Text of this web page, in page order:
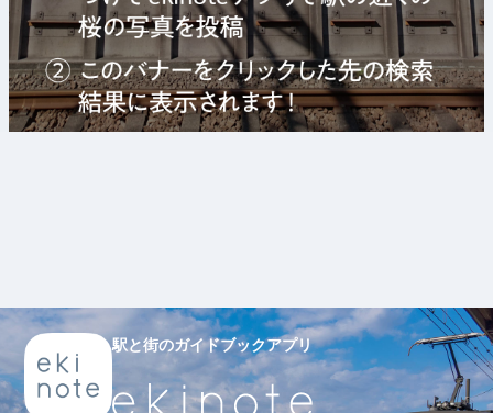
駅と街のガイドブックアプリ